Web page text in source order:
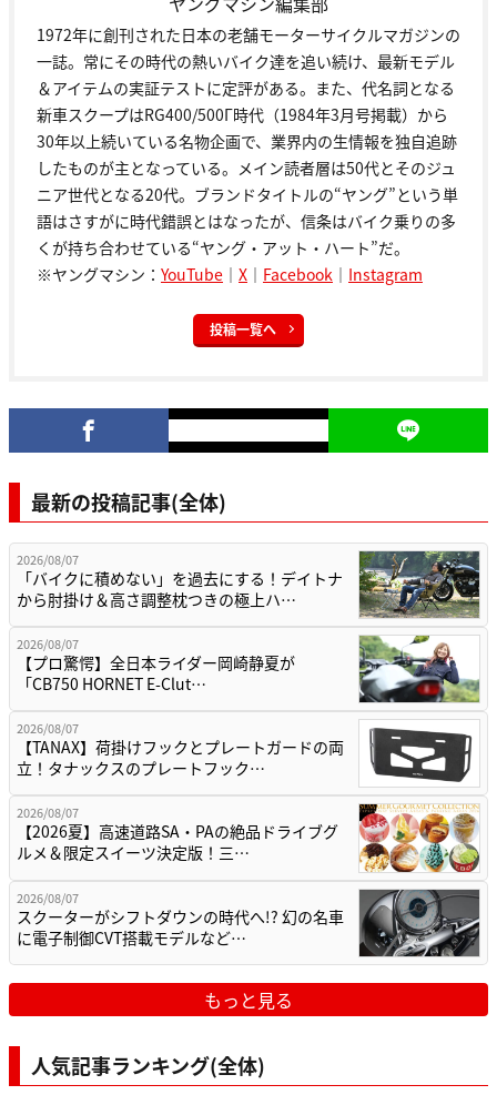
1972年に創刊された日本の老舗モーターサイクルマガジンの
一誌。常にその時代の熱いバイク達を追い続け、最新モデル
＆アイテムの実証テストに定評がある。また、代名詞となる
新車スクープはRG400/500Γ時代（1984年3月号掲載）から
30年以上続いている名物企画で、業界内の生情報を独自追跡
したものが主となっている。メイン読者層は50代とそのジュ
ニア世代となる20代。ブランドタイトルの“ヤング”という単
語はさすがに時代錯誤とはなったが、信条はバイク乗りの多
くが持ち合わせている“ヤング・アット・ハート”だ。
※ヤングマシン： YouTube ｜ X ｜ Facebook ｜ Instagram
投稿一覧へ
最新の投稿記事(全体)
2026/08/07
「バイクに積めない」を過去にする！デイトナ
から肘掛け＆高さ調整枕つきの極上ハ…
2026/08/07
【プロ驚愕】全日本ライダー岡崎静夏が
「CB750 HORNET E-Clut…
2026/08/07
【TANAX】荷掛けフックとプレートガードの両
立！タナックスのプレートフック…
2026/08/07
【2026夏】高速道路SA・PAの絶品ドライブグ
ルメ＆限定スイーツ決定版！三…
2026/08/07
スクーターがシフトダウンの時代へ!? 幻の名車
に電子制御CVT搭載モデルなど…
もっと見る
人気記事ランキング(全体)